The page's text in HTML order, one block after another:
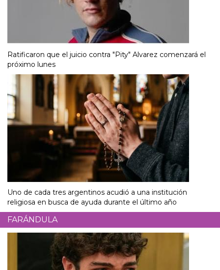
Ratificaron que el juicio contra "Pity" Alvarez comenzará el
próximo lunes
Uno de cada tres argentinos acudió a una institución
religiosa en busca de ayuda durante el último año
FARÁNDULA